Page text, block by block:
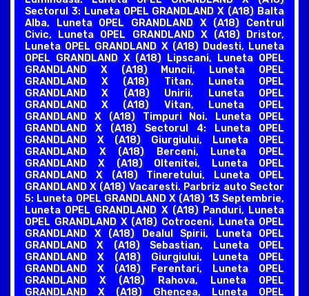
Sectorul 3: Luneta OPEL GRANDLAND X (A18) Balta
Alba, Luneta OPEL GRANDLAND X (A18) Centrul
Civic, Luneta OPEL GRANDLAND X (A18) Dristor,
Luneta OPEL GRANDLAND X (A18) Dudesti, Luneta
OPEL GRANDLAND X (A18) Lipscani, Luneta OPEL
GRANDLAND X (A18) Muncii, Luneta OPEL
GRANDLAND X (A18) Titan, Luneta OPEL
GRANDLAND X (A18) Unirii, Luneta OPEL
GRANDLAND X (A18) Vitan, Luneta OPEL
GRANDLAND X (A18) Timpuri Noi. Luneta OPEL
GRANDLAND X (A18) Sectorul 4: Luneta OPEL
GRANDLAND X (A18) Giurgiului, Luneta OPEL
GRANDLAND X (A18) Berceni, Luneta OPEL
GRANDLAND X (A18) Oltenitei, Luneta OPEL
GRANDLAND X (A18) Tineretului, Luneta OPEL
GRANDLAND X (A18) Vacaresti. Parbriz auto Sector
5: Luneta OPEL GRANDLAND X (A18) 13 Septembrie,
Luneta OPEL GRANDLAND X (A18) Panduri, Luneta
OPEL GRANDLAND X (A18) Cotroceni, Luneta OPEL
GRANDLAND X (A18) Dealul Spirii, Luneta OPEL
GRANDLAND X (A18) Sebastian, Luneta OPEL
GRANDLAND X (A18) Giurgiului, Luneta OPEL
GRANDLAND X (A18) Ferentari, Luneta OPEL
GRANDLAND X (A18) Rahova, Luneta OPEL
GRANDLAND X (A18) Ghencea, Luneta OPEL